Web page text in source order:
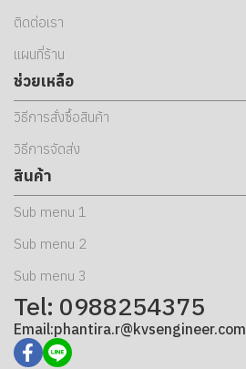
ติดต่อเรา
แผนที่ร้าน
ช่วยเหลือ
วิธีการสั่งซื้อสินค้า
วิธีการจัดส่ง
สินค้า
Sub menu 1
Sub menu 2
Sub menu 3
Tel: 0988254375
Email:phantira.r@kvsengineer.com